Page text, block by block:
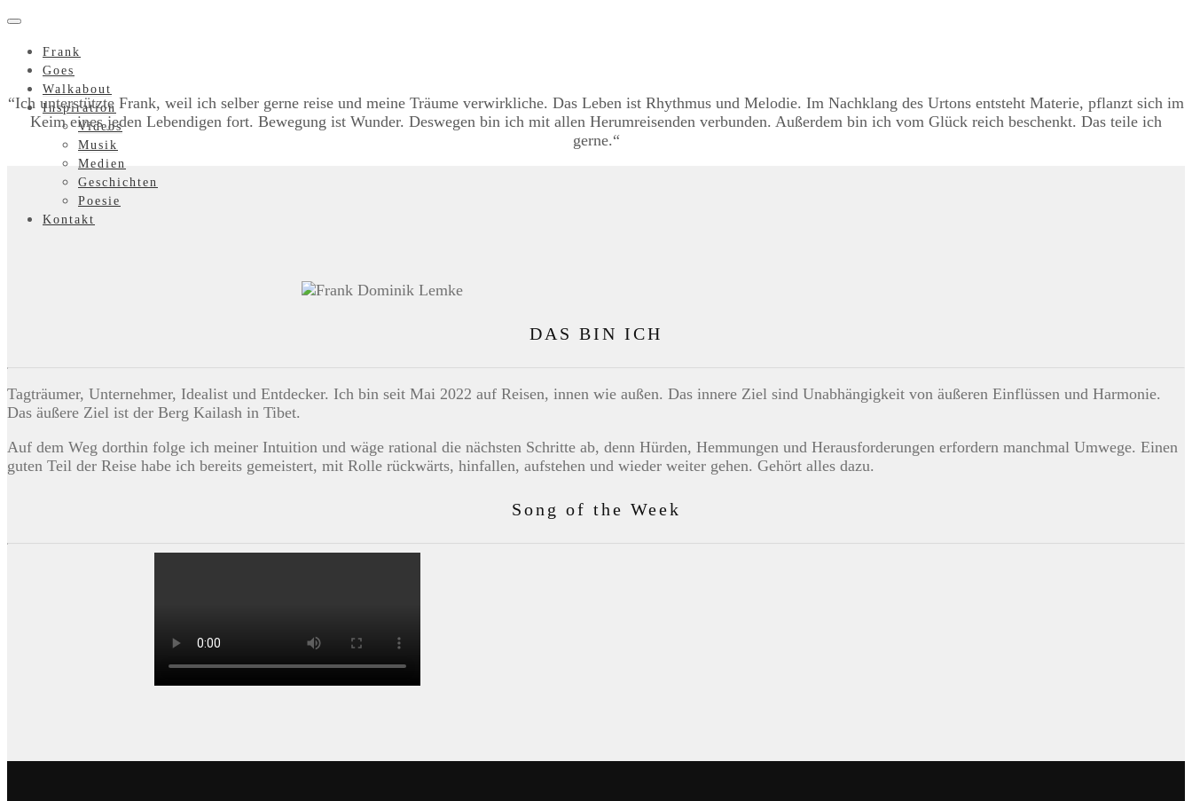
Frank
Goes
Walkabout
Inspiration
Videos
Musik
Medien
Geschichten
Poesie
Kontakt
“Ich unterstützte Frank, weil ich selber gerne reise und meine Träume verwirkliche. Das Leben ist Rhythmus und Melodie. Im Nachklang des Urtons entsteht Materie, pflanzt sich im
Keim eines jeden Lebendigen fort. Bewegung ist Wunder. Deswegen bin ich mit allen Herumreisenden verbunden. Außerdem bin ich vom Glück reich beschenkt. Das teile ich
gerne.“
DAS BIN ICH
Tagträumer, Unternehmer, Idealist und Entdecker. Ich bin seit Mai 2022 auf Reisen, innen wie außen. Das innere Ziel sind Unabhängigkeit von äußeren Einflüssen und Harmonie.
Das äußere Ziel ist der Berg Kailash in Tibet.
Auf dem Weg dorthin folge ich meiner Intuition und wäge rational die nächsten Schritte ab, denn Hürden, Hemmungen und Herausforderungen erfordern manchmal Umwege. Einen
guten Teil der Reise habe ich bereits gemeistert, mit Rolle rückwärts, hinfallen, aufstehen und wieder weiter gehen. Gehört alles dazu.
Song of the Week